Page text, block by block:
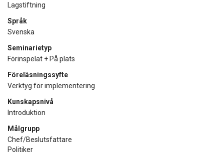
Lagstiftning
Språk
Svenska
Seminarietyp
Förinspelat + På plats
Föreläsningssyfte
Verktyg för implementering
Kunskapsnivå
Introduktion
Målgrupp
Chef/Beslutsfattare
Politiker